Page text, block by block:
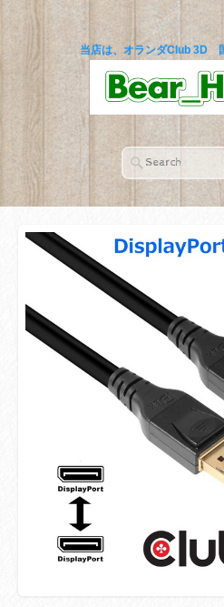
当店は、オランダClub 3D